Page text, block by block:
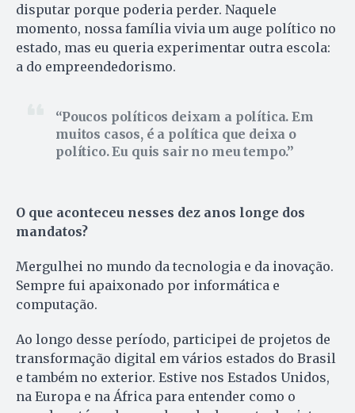
disputar porque poderia perder. Naquele
momento, nossa família vivia um auge político no
estado, mas eu queria experimentar outra escola:
a do empreendedorismo.
Poucos políticos deixam a política. Em
muitos casos, é a política que deixa o
político. Eu quis sair no meu tempo.
O que aconteceu nesses dez anos longe dos
mandatos?
Mergulhei no mundo da tecnologia e da inovação.
Sempre fui apaixonado por informática e
computação.
Ao longo desse período, participei de projetos de
transformação digital em vários estados do Brasil
e também no exterior. Estive nos Estados Unidos,
na Europa e na África para entender como o